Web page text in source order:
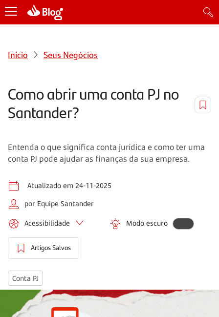
Início Seus Negócios
Como abrir uma conta PJ no
Santander?
Entenda o que significa conta jurídica e como ter uma
conta PJ pode ajudar as finanças da sua empresa.
Atualizado em 24-11-2025
por Equipe Santander
Acessibilidade Modo escuro
Artigos Salvos
Conta PJ